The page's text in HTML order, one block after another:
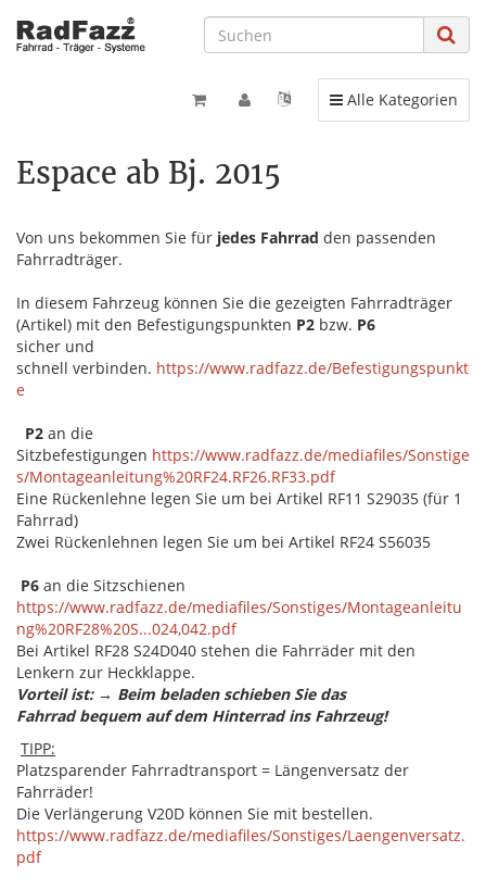
Toggle navigation
Alle Kategorien
Espace ab Bj. 2015
Von uns bekommen Sie für jedes Fahrrad den passenden
Fahrradträger.
In diesem Fahrzeug können Sie die gezeigten Fahrradträger
(Artikel) mit den Befestigungspunkten P2 bzw. P6
sicher und
schnell verbinden. https://www.radfazz.de/Befestigungspunkt
e
P2 an die
Sitzbefestigungen https://www.radfazz.de/mediafiles/Sonstige
s/Montageanleitung%20RF24.RF26.RF33.pdf
Eine Rückenlehne legen Sie um bei Artikel RF11 S29035 (für 1
Fahrrad)
Zwei Rückenlehnen legen Sie um bei Artikel RF24 S56035
P6 an die Sitzschienen
https://www.radfazz.de/mediafiles/Sonstiges/Montageanleitu
ng%20RF28%20S...024,042.pdf
Bei Artikel RF28 S24D040 stehen die Fahrräder mit den
Lenkern zur Heckklappe.
Vorteil ist: → Beim beladen schieben Sie das
Fahrrad bequem auf dem Hinterrad ins Fahrzeug!
TIPP:
Platzsparender Fahrradtransport = Längenversatz der
Fahrräder!
Die Verlängerung V20D können Sie mit bestellen.
https://www.radfazz.de/mediafiles/Sonstiges/Laengenversatz.
pdf